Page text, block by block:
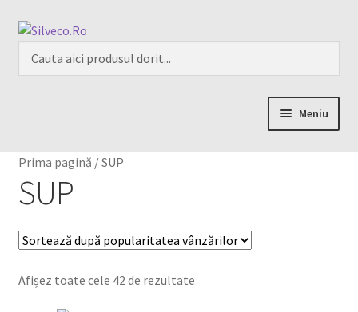
Meniu
Despre
Magazin
My account
Prima pagină /SUP
SUP
Afișez toate cele 42 de rezultate